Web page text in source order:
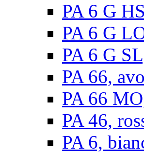
PA 6 G
PA 6 G
PA 6 G
PA 66,
PA 66
PA 46,
PA 6,